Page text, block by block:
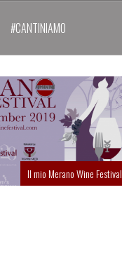
#CANTINIAMO
Il mio Merano Wine Festival